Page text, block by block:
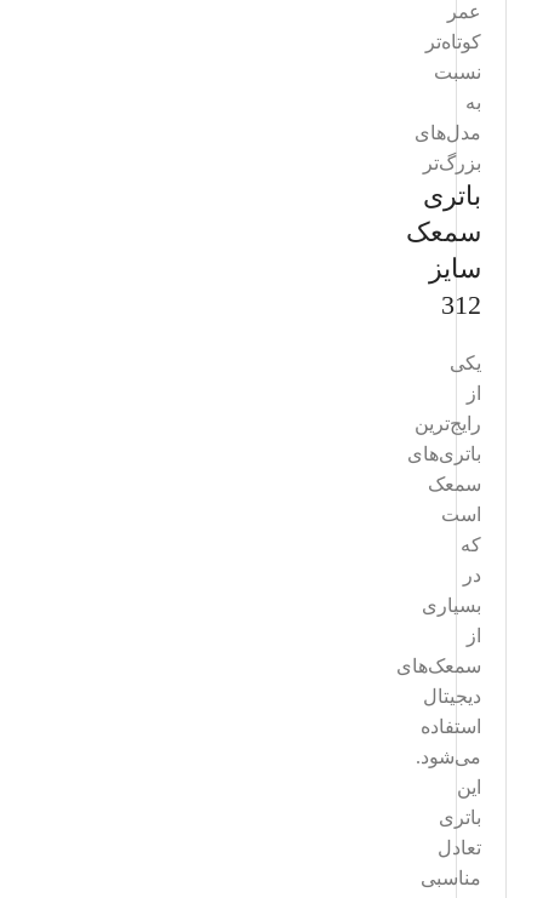
عمر
کوتاه‌تر
نسبت
به
مدل‌های
بزرگ‌تر
باتری
سمعک
سایز
312
یکی
از
رایج‌ترین
باتری‌های
سمعک
است
که
در
بسیاری
از
سمعک‌های
دیجیتال
استفاده
می‌شود.
این
باتری
تعادل
مناسبی